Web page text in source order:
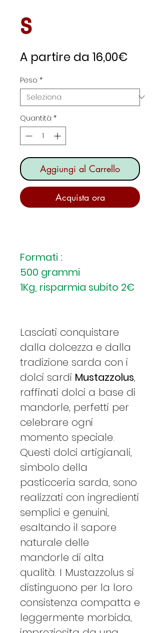
s
A partire da 16,00€
Peso *
Quantità *
Aggiungi al Carrello
Acquista ora
Formati :
500 grammi
1Kg, risparmia subito 2€
Lasciati conquistare
dalla dolcezza e dalla
tradizione sarda con i
dolci sardi Mustazzolus,
raffinati dolci a base di
mandorle, perfetti per
celebrare ogni
momento speciale.
Questi dolci artigianali,
simbolo della
pasticceria sarda, sono
realizzati con ingredienti
semplici e genuini,
esaltando il sapore
naturale delle
mandorle di alta
qualità. I Mustazzolus si
distinguono per la loro
consistenza compatta e
leggermente morbida,